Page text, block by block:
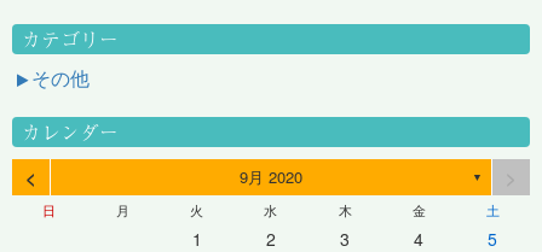
カテゴリー
その他
カレンダー
< 9月 2020 ▼
日 月 火 水 木 金 土
1 2 3 4
5